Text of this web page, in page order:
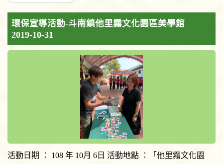
環保宣導活動-斗南鎮他里霧文化園區美學館
2019-10-31
活動日期 ： 108 年 10月 6日 活動地點 ：「他里霧文化園